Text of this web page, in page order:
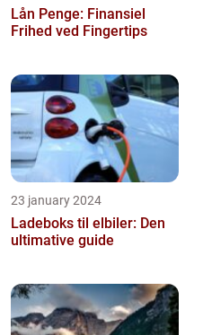
Lån Penge: Finansiel
Frihed ved Fingertips
23 january 2024
Ladeboks til elbiler: Den
ultimative guide